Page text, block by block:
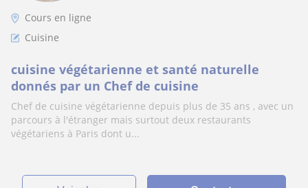
Cours en ligne
Cuisine
cuisine végétarienne et santé naturelle
donnés par un Chef de cuisine
Chef de cuisine végétarienne depuis plus de 35 ans , avec un
parcours à l'étranger mais surtout deux restaurants
végétariens à Paris dont u...